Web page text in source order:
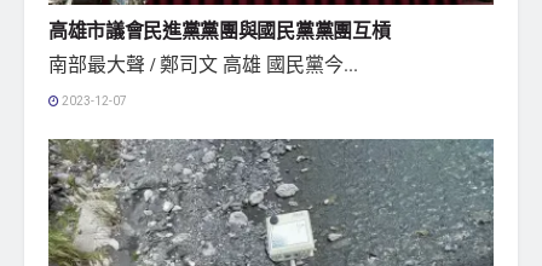
高雄市議會民進黨黨團與國民黨黨團互槓
南部最大聲 / 鄭司文 高雄 國民黨今...
2023-12-07